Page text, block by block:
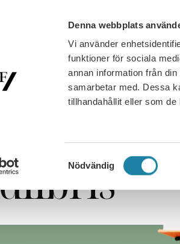
Denna webbplats
Vi använder
funktioner för sociala
annan information från
samarbetar med. Dessa
tillhandahållit eller som
Samtyckesval
Nödvändig